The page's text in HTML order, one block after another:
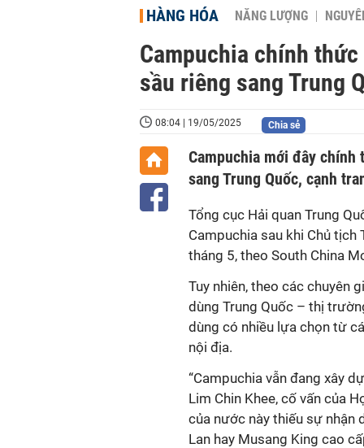
HÀNG HÓA NĂNG LƯỢNG
Campuchia chính
sầu riêng sang Trung
08:04 | 19/05/2025 Chia sẻ
Campuchia mới đây
sang Trung Quốc, cạnh
Tổng cục Hải quan Trung
Campuchia sau khi Chủ tịch
tháng 5, theo South China
Tuy nhiên, theo các chuyên
dùng Trung Quốc – thị
dùng có nhiều lựa chọn từ
nội địa.
“Campuchia vẫn đang xây
Lim Chin Khee, cố vấn của
của nước này thiếu sự nhận
Lan hay Musang King cao